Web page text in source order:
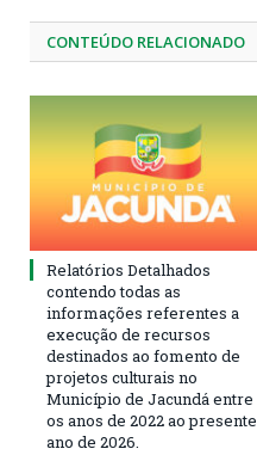
CONTEÚDO RELACIONADO
Relatórios Detalhados
contendo todas as
informações referentes a
execução de recursos
destinados ao fomento de
projetos culturais no
Município de Jacundá entre
os anos de 2022 ao presente
ano de 2026.